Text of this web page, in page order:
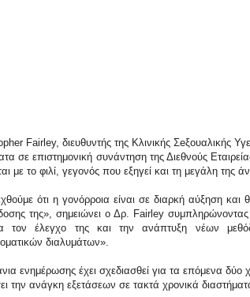
Fairley, διευθυντής της Κλινικής Σeξουαλικής
σε επιστημονική συνάντηση της Διεθνούς
με το φιλί, γεγονός που εξηγεί και τη μεγάλη της
ότι η γονόρροια είναι σε διαρκή αύξηση και
της», σημειώνει ο Δρ. Fairley
τον έλεγχο της και την ανάπτυξη νέων
διαλυμάτων».
ενημέρωσης έχει σχεδιασθεί για τα επόμενα δύο
την ανάγκη εξετάσεων σε τακτά χρονικά